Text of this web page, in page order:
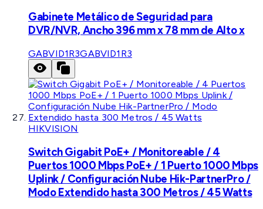
Gabinete Metálico de Seguridad para
DVR/NVR, Ancho 396 mm x 78 mm de Alto x
GABVID1R3GABVID1R3
HIKVISION
Switch Gigabit PoE+ / Monitoreable / 4
Puertos 1000 Mbps PoE+ / 1 Puerto 1000 Mbps
Uplink / Configuración Nube Hik-PartnerPro /
Modo Extendido hasta 300 Metros / 45 Watts